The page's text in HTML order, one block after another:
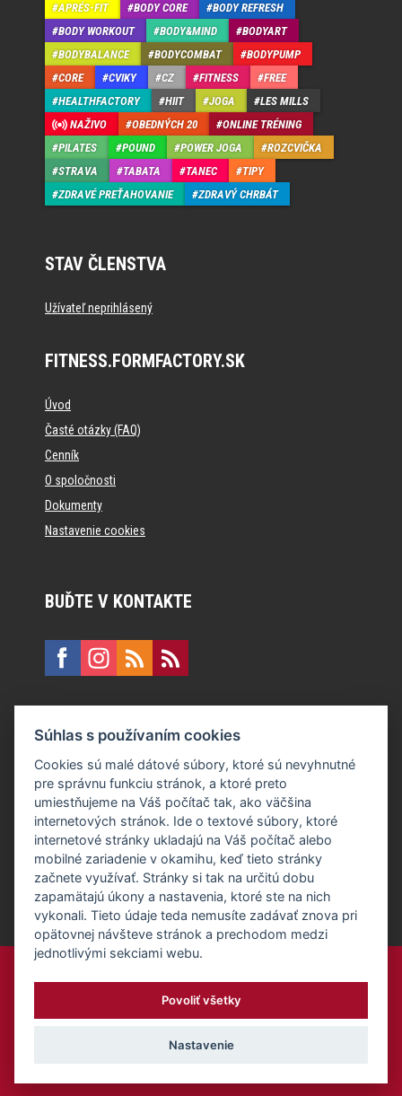
APRÉS-FIT BODY CORE
BODY REFRESH
BODY WORKOUT
BODY&MIND
BODYART
BODYBALANCE
BODYCOMBAT
BODYPUMP
CORE
CVIKY CZ FITNESS
FREE
HEALTHFACTORY
HIIT JOGA
LES MILLS
NAŽIVO
OBEDNÝCH 20
ONLINE TRÉNING
PILATES
POUND POWER JOGA
ROZCVIČKA
STRAVA
TABATA TANEC
TIPY
ZDRAVÉ PREŤAHOVANIE
ZDRAVÝ CHRBÁT
STAV ČLENSTVA
Užívateľ neprihlásený
FITNESS.FORMFACTORY.SK
Úvod
Časté otázky (FAQ)
Cenník
O spoločnosti
Dokumenty
Nastavenie cookies
BUĎTE V KONTAKTE
E:recepcia@formfactory.sk
Form Factory Slovakia s.r.o., Ružová dolina 480/6, 821 08
Bratislava
Za publikovaný obsah sú zodpovední jednotliví autori.
Akékoľvek použitie obshau, vrátanie sťahovania článkov, je bez
Súhlas s používaním cookies
Cookies sú malé dátové súbory, ktoré sú nevyhnutné
pre správnu funkciu stránok, a ktoré preto
umiestňujeme na Váš počítač tak, ako väčšina
internetových stránok. Ide o textové súbory, ktoré
internetové stránky ukladajú na Váš počítač alebo
mobilné zariadenie v okamihu, keď tieto stránky
začnete využívať. Stránky si tak na určitú dobu
zapamätajú úkony a nastavenia, ktoré ste na nich
vykonali. Tieto údaje teda nemusíte zadávať znova pri
opätovnej návšteve stránok a prechodom medzi
jednotlivými sekciami webu.
Povoliť všetky
Nastavenie